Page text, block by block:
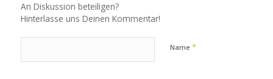
An Diskussion beteiligen?
Hinterlasse uns Deinen Kommentar!
Name *